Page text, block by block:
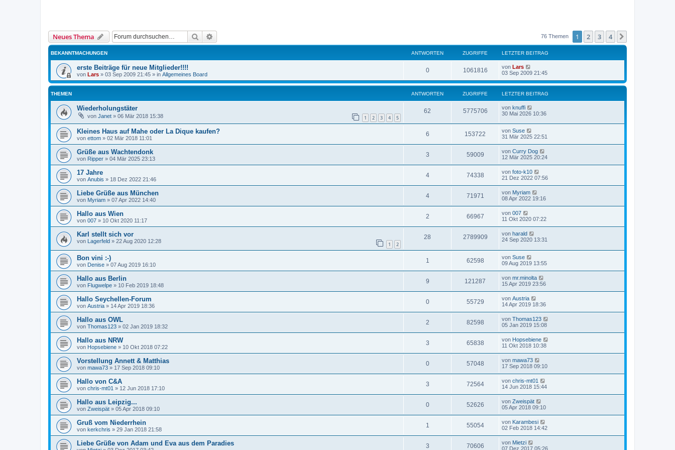
Neues Thema Suche 76 Themen 1 2 3 4
BEKANNTMACHUNGEN ANTWORTEN ZUGRIFFE LETZTER BEITRAG
erste Beiträge für neue Mitglieder!!!!
von Lars » 03 Sep 2009 21:45 » in Allgemeines Board
0 1061816 von Lars
03 Sep 2009 21:45
THEMEN ANTWORTEN ZUGRIFFE LETZTER BEITRAG
Wiederholungstäter
von Janet » 06 Mär 2018 15:38 1 2 3 4 5
62 5775706 von knuffi
30 Mai 2026 10:36
Kleines Haus auf Mahe oder La Dique kaufen?
von ettom » 02 Mär 2018 11:01
6 153722 von Suse
31 Mär 2025 22:51
Grüße aus Wachtendonk
von Ripper » 04 Mär 2025 23:13
3 59009 von Curry Dog
12 Mär 2025 20:24
17 Jahre
von Anubis » 18 Dez 2022 21:46
4 74338 von foto-k10
21 Dez 2022 07:56
Liebe Grüße aus München
von Myriam » 07 Apr 2022 14:40
4 71971 von Myriam
08 Apr 2022 19:16
Hallo aus Wien
von 007 » 10 Okt 2020 11:17
2 66967 von 007
11 Okt 2020 07:22
Karl stellt sich vor
von Lagerfeld » 22 Aug 2020 12:28 1 2
28 2789909 von harald
24 Sep 2020 13:31
Bon vini :-)
von Denise » 07 Aug 2019 16:10
1 62598 von Suse
09 Aug 2019 13:55
Hallo aus Berlin
von Flugwelpe » 10 Feb 2019 18:48
9 121287 von mr.minolta
15 Apr 2019 23:56
Hallo Seychellen-Forum
von Austria » 14 Apr 2019 18:36
0 55729 von Austria
14 Apr 2019 18:36
Hallo aus OWL
von Thomas123 » 02 Jan 2019 18:32
2 82598 von Thomas123
05 Jan 2019 15:08
Hallo aus NRW
von Hopsebiene » 10 Okt 2018 07:22
3 65838 von Hopsebiene
11 Okt 2018 10:38
Vorstellung Annett & Matthias
von mawa73 » 17 Sep 2018 09:10
0 57048 von mawa73
17 Sep 2018 09:10
Hallo von C&A
von chris-mt01 » 12 Jun 2018 17:10
3 72564 von chris-mt01
14 Jun 2018 15:44
Hallo aus Leipzig...
von Zweispät » 05 Apr 2018 09:10
0 52626 von Zweispät
05 Apr 2018 09:10
Gruß vom Niederrhein
von kerkchris » 29 Jan 2018 21:58
1 55054 von Karambesi
02 Feb 2018 14:42
Liebe Grüße von Adam und Eva aus dem Paradies 3 70606 von Mietzi
07 Dez 2017 05:26